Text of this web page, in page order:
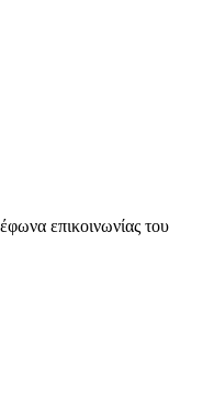
επικοινωνίας του